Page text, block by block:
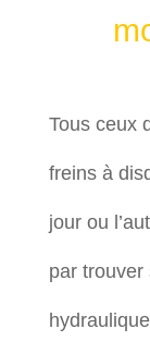
Tous ceux
freins à
jour ou
par trouver